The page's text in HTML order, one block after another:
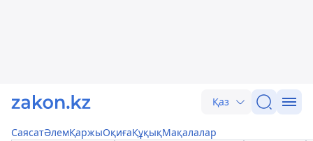
Қаз
СаясатӘлемҚаржыОқиғаҚұқықМақалалар